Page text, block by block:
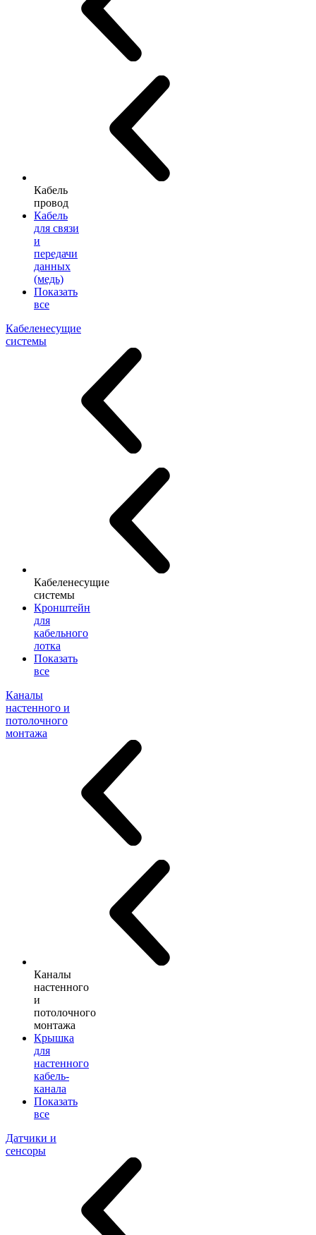
Кабель
провод
Кабель
для связи
и
передачи
данных
(медь)
Показать
все
Кабеленесущие
системы
Кабеленесущие
системы
Кронштейн
для
кабельного
лотка
Показать
все
Каналы
настенного и
потолочного
монтажа
Каналы
настенного
и
потолочного
монтажа
Крышка
для
настенного
кабель-
канала
Показать
все
Датчики и
сенсоры